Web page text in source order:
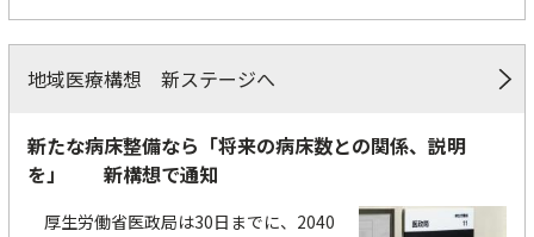
地域医療構想 新ステージへ
新たな病床整備なら「将来の病床数との関係、説明
を」 新構想で通知
厚生労働省医政局は30日までに、2040